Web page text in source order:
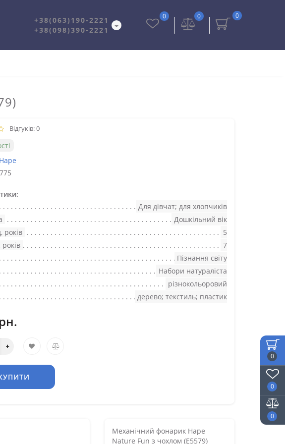
0
0
0
+38(063)190-2221
+38(098)390-2221
0
0
0
Відгуків: 0
Hape
Для дівчат; для хлопчиків
Дошкільний вік
років
5
років
7
Пізнання світу
Набори натураліста
різнокольоровий
дерево; текстиль; пластик
Механічний фонарик Hape
Nature Fun з чохлом (E5579)